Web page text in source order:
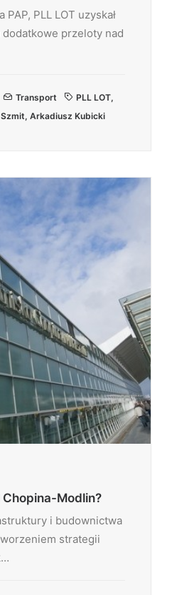
PAP, PLL LOT uzyskał
przeloty nad
Transport PLL LOT,
, Arkadiusz Kubicki
Modlin?
i budownictwa
strategii